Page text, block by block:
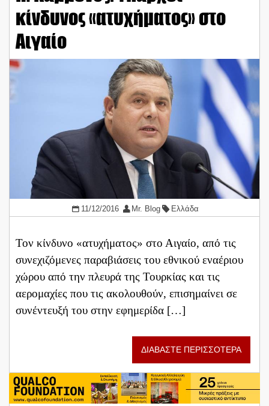
κίνδυνος «ατυχήματος» στο
Αιγαίο
11/12/2016 Mr. Blog Ελλάδα
Τον κίνδυνο «ατυχήματος» στο Αιγαίο, από τις
συνεχιζόμενες παραβιάσεις του εθνικού εναέριου
χώρου από την πλευρά της Τουρκίας και τις
αερομαχίες που τις ακολουθούν, επισημαίνει σε
συνέντευξή του στην εφημερίδα […]
ΔΙΑΒΑΣΤΕ ΠΕΡΙΣΣΟΤΕΡΑ